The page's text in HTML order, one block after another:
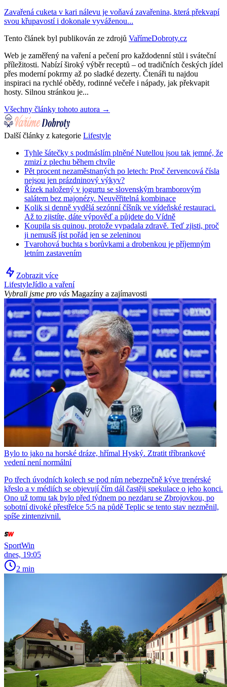
Zavařená cuketa v kari nálevu je voňavá zavařenina, která překvapí
svou křupavostí i dokonale vyváženou...
Tento článek byl publikován ze zdrojů VařímeDobroty.cz
Web je zaměřený na vaření a pečení pro každodenní stůl i sváteční
příležitosti. Nabízí široký výběr receptů – od tradičních českých jídel
přes moderní pokrmy až po sladké dezerty. Čtenáři tu najdou
inspiraci na rychlé obědy, rodinné večeře i nápady, jak překvapit
hosty. Silnou stránkou je...
Všechny články tohoto autora →
Další články z kategorie Lifestyle
Tyhle šátečky s podmáslím plněné Nutellou jsou tak jemné, že
zmizí z plechu během chvíle
Pět procent nezaměstnaných po letech: Proč červencová čísla
nejsou jen prázdninový výkyv?
Řízek naložený v jogurtu se slovenským bramborovým
salátem bez majonézy. Neuvěřitelná kombinace
Kolik si denně vydělá sezónní číšník ve vídeňské restauraci.
Až to zjistíte, dáte výpověď a půjdete do Vídně
Koupila sis quinou, protože vypadala zdravě. Teď zjisti, proč
ji nemusíš jíst pořád jen se zeleninou
Tvarohová buchta s borůvkami a drobenkou je příjemným
letním zastavením
Zobrazit více
LifestyleJídlo a vaření
Vybrali jsme pro vás Magazíny a zajímavosti
Bylo to jako na horské dráze, hřímal Hyský. Ztratit tříbrankové
vedení není normální
Po třech úvodních kolech se pod ním nebezpečně kýve trenérské
křeslo a v médiích se objevují čím dál častěji spekulace o jeho konci.
Ono už tomu tak bylo před týdnem po nezdaru se Zbrojovkou, po
sobotní divoké přestřelce 5:5 na půdě Teplic se tento stav nezměnil,
spíše zintenzivnil.
SportWin
dnes, 19:05
2 min